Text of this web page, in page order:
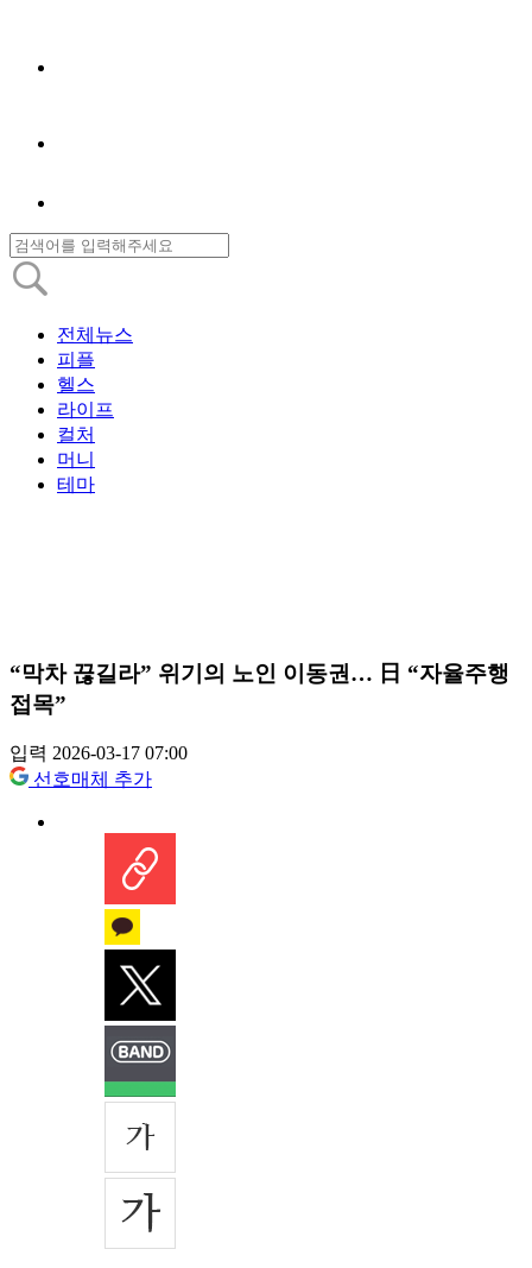
전체뉴스
피플
헬스
라이프
컬처
머니
테마
“막차 끊길라” 위기의 노인 이동권… 日 “자율주행
접목”
입력 2026-03-17 07:00
선호매체 추가